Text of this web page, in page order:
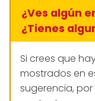
¿Ves algún
¿Tienes
Si crees que
mostrados en
sugerencia,